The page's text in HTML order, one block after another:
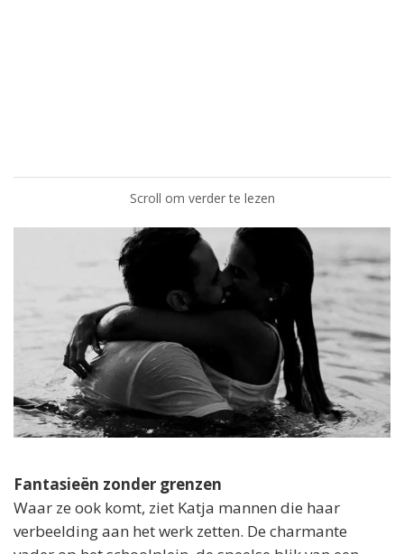
Scroll om verder te lezen
Fantasieën zonder grenzen
Waar ze ook komt, ziet Katja mannen die haar
verbeelding aan het werk zetten. De charmante